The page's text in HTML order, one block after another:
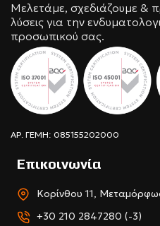
Μελετάμε, σχεδιάζουμε &
λύσεις για την
προσωπικού σας.
ΑΡ. ΓΕΜΗ: 085155202000
Επικοινωνία
Κορίνθου 11,
+30 210 2847280 (-3)